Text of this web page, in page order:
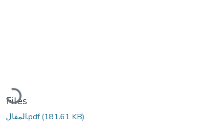
Loading...
Files
المقال.pdf(181.61 KB)